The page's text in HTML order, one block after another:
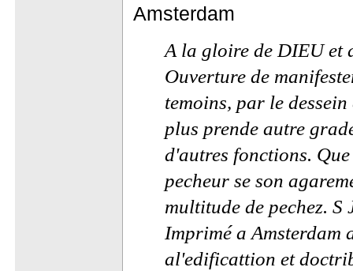
Amsterdam
A la gloire de DIEU et
Ouverture de
temoins, par le
plus prende autre
d'autres fonctions.
pecheur se son
multitude de pechez. S
Imprimé a
al'edificattion et